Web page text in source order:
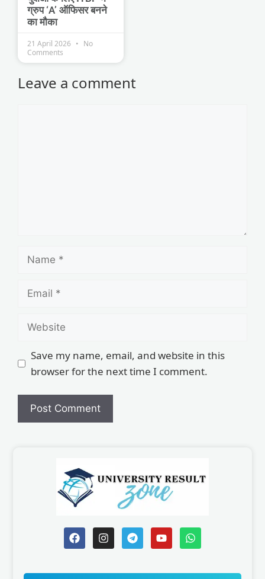
ग्रुप ‘A’ ऑफिसर बनने
का मौका
21 April 2026
No
Comments
Leave a comment
Save my name, email, and website in this
browser for the next time I comment.